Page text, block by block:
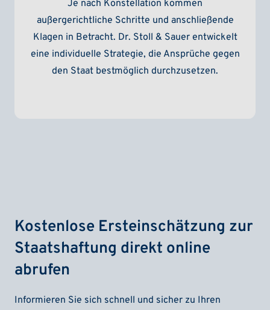
Je nach Konstellation kommen
außergerichtliche Schritte und anschließende
Klagen in Betracht. Dr. Stoll & Sauer entwickelt
eine individuelle Strategie, die Ansprüche gegen
den Staat bestmöglich durchzusetzen.
Kostenlose Ersteinschätzung zur
Staatshaftung direkt online
abrufen
Informieren Sie sich schnell und sicher zu Ihren